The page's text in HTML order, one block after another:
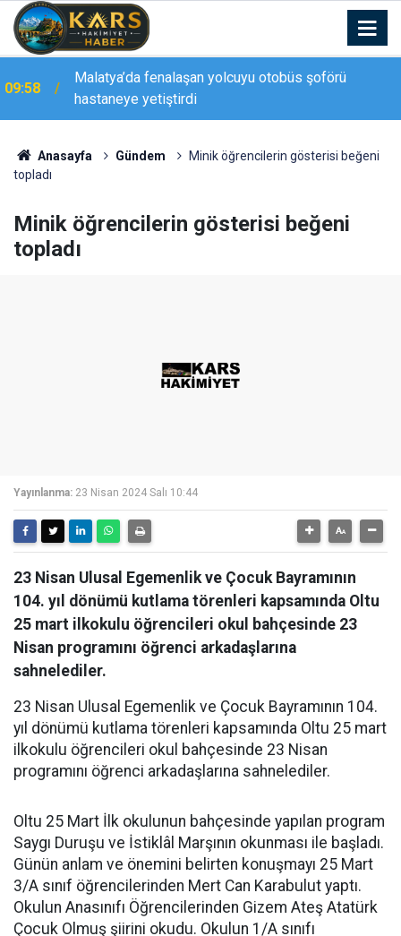
09:58
Malatya’da fenalaşan yolcuyu otobüs şoförü
hastaneye yetiştirdi
09:43
Van’da iki aile arasında kavga: 5 yaralı
Anasayfa Gündem
Minik öğrencilerin gösterisi beğeni
topladı
Minik öğrencilerin gösterisi beğeni
topladı
Yayınlanma: 23 Nisan 2024 Salı 10:44
23 Nisan Ulusal Egemenlik ve Çocuk Bayramının
104. yıl dönümü kutlama törenleri kapsamında Oltu
25 mart ilkokulu öğrencileri okul bahçesinde 23
Nisan programını öğrenci arkadaşlarına
sahnelediler.
23 Nisan Ulusal Egemenlik ve Çocuk Bayramının 104.
yıl dönümü kutlama törenleri kapsamında Oltu 25 mart
ilkokulu öğrencileri okul bahçesinde 23 Nisan
programını öğrenci arkadaşlarına sahnelediler.
Oltu 25 Mart İlk okulunun bahçesinde yapılan program
Saygı Duruşu ve İstiklâl Marşının okunması ile başladı.
Günün anlam ve önemini belirten konuşmayı 25 Mart
3/A sınıf öğrencilerinden Mert Can Karabulut yaptı.
Okulun Anasınıfı Öğrencilerinden Gizem Ateş Atatürk
Çocuk Olmuş şiirini okudu. Okulun 1/A sınıfı